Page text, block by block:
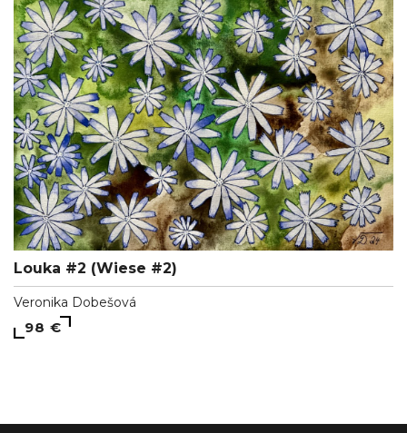
Louka #2 (Wiese #2)
Veronika Dobešová
98 €